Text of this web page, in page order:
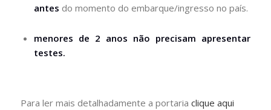
antes do momento do embarque/ingresso no país.
menores de 2 anos não precisam apresentar
testes.
Para ler mais detalhadamente a portaria clique aqui